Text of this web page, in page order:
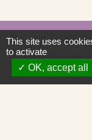
This site uses
to activate
OK, accept all